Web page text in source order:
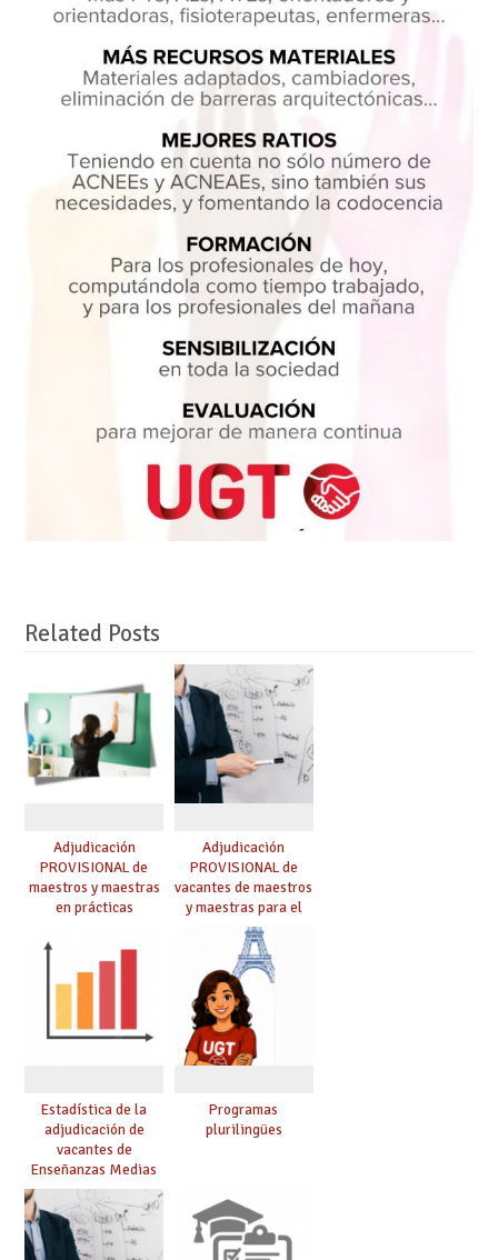
Related Posts
Adjudicación
PROVISIONAL de
maestros y maestras
en prácticas
Adjudicación
PROVISIONAL de
vacantes de maestros
y maestras para el
curso 26-27
Estadística de la
adjudicación de
vacantes de
Enseñanzas Medias
para el curso 26/27
Programas
plurilingües